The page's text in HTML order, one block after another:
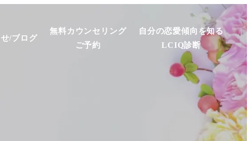
/ブログ
無料カウンセリング
ご予約
自分の恋愛傾向を知る
LCIQ診断